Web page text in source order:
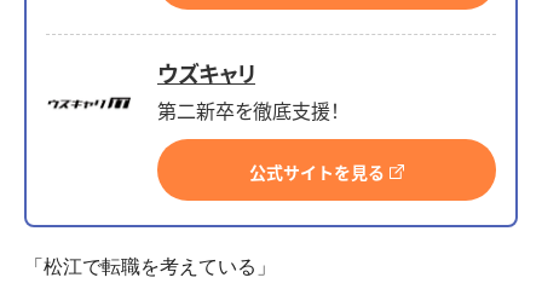
ウズキャリ
第二新卒を徹底支援！
公式サイトを見る
「松江で転職を考えている」